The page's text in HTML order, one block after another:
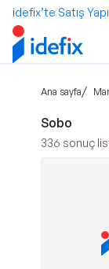
idefix’te Satış
Ana sayfa/
Sobo
336 sonuç